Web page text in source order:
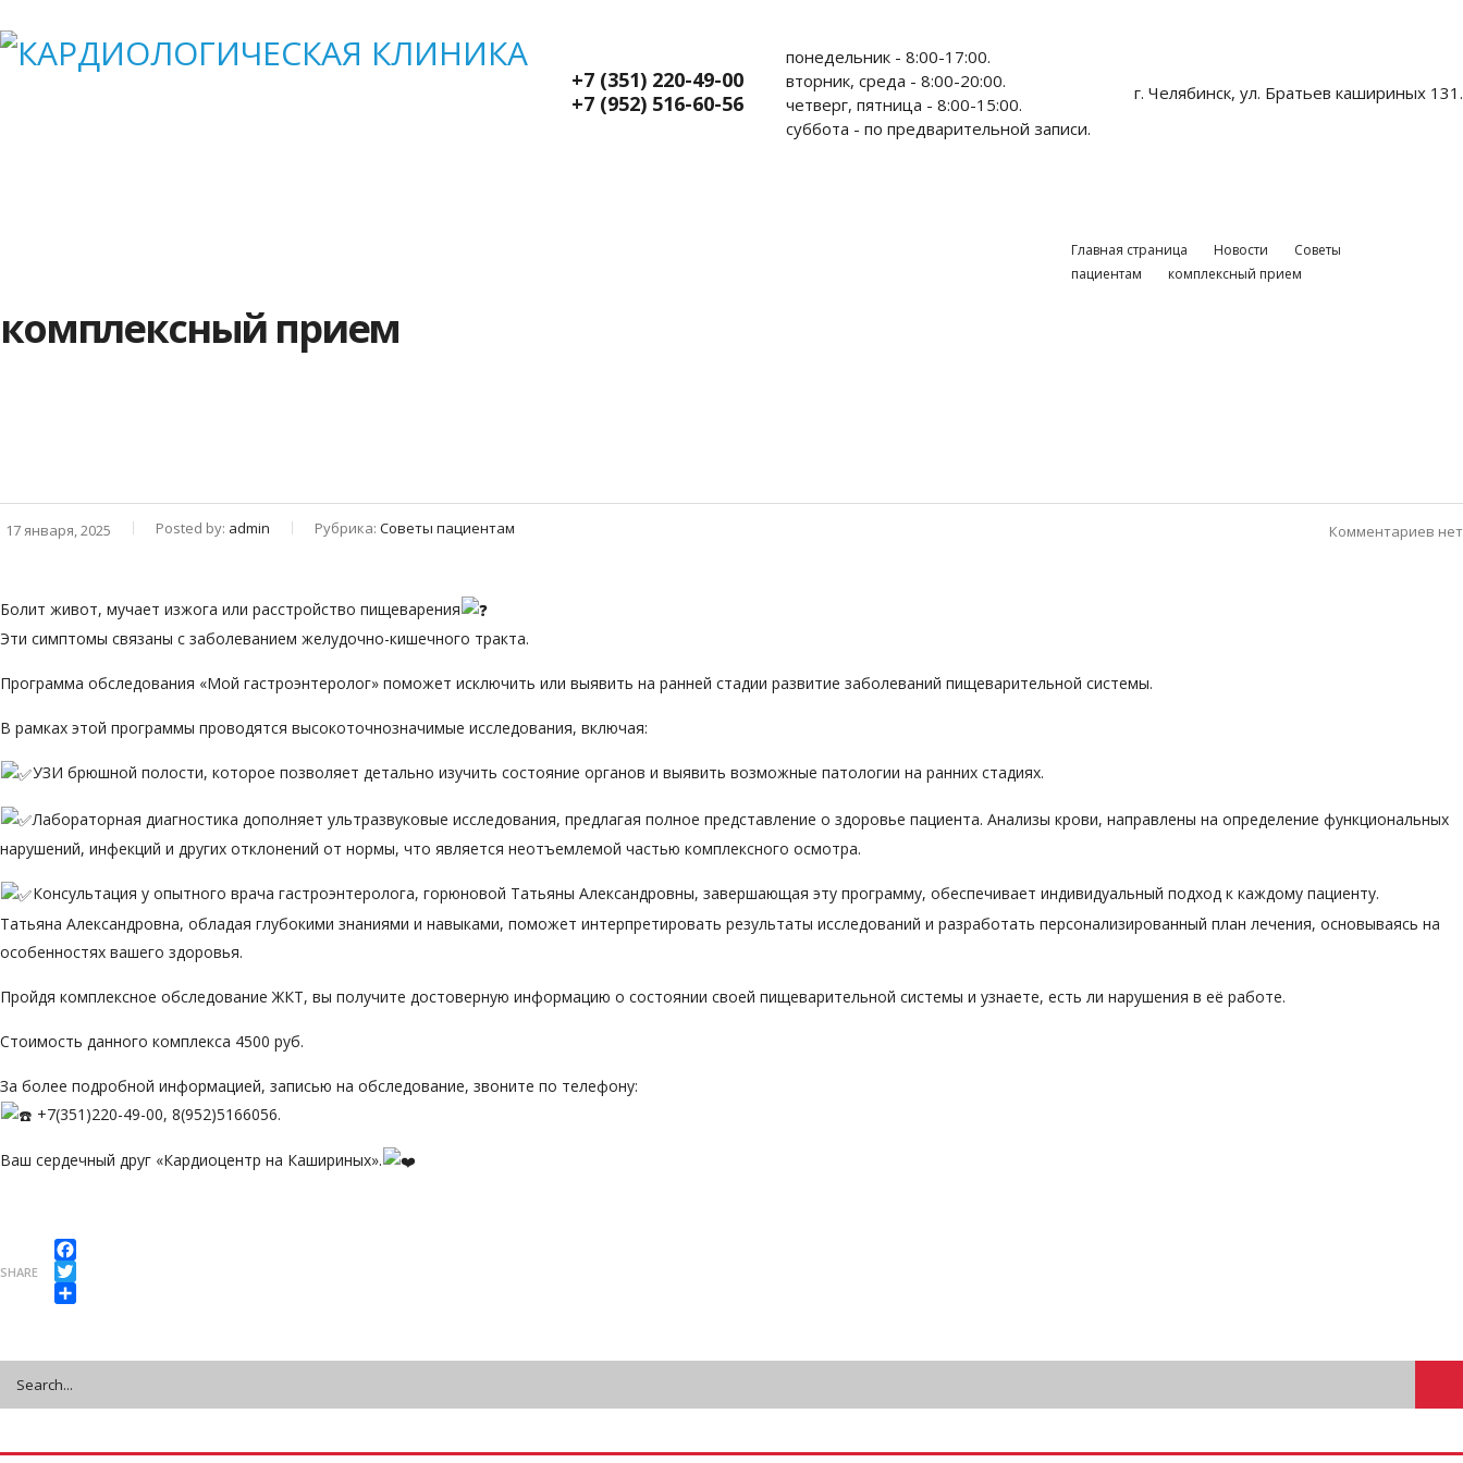
+7 (351) 220-49-00
+7 (952) 516-60-56
понедельник - 8:00-17:00.
вторник, среда - 8:00-20:00.
четверг, пятница - 8:00-15:00.
суббота - по предварительной записи.
г. Челябинск, ул. Братьев кашириных 131.
Главная страница Новости
Советы
пациентам
комплексный прием
комплексный прием
17 января, 2025 Posted by: admin Рубрика: Советы пациентам Комментариев нет
Болит живот, мучает изжога или расстройство пищеварения
Эти симптомы связаны с заболеванием желудочно-кишечного тракта.
Программа обследования «Мой гастроэнтеролог» поможет исключить или выявить на ранней стадии развитие заболеваний пищеварительной системы.
В рамках этой программы проводятся высокоточнозначимые исследования, включая:
УЗИ брюшной полости, которое позволяет детально изучить состояние органов и выявить возможные патологии на ранних стадиях.
Лабораторная диагностика дополняет ультразвуковые исследования, предлагая полное представление о здоровье пациента. Анализы крови, направлены на определение функциональных
нарушений, инфекций и других отклонений от нормы, что является неотъемлемой частью комплексного осмотра.
Консультация у опытного врача гастроэнтеролога, горюновой Татьяны Александровны, завершающая эту программу, обеспечивает индивидуальный подход к каждому пациенту.
Татьяна Александровна, обладая глубокими знаниями и навыками, поможет интерпретировать результаты исследований и разработать персонализированный план лечения, основываясь на
особенностях вашего здоровья.
Пройдя комплексное обследование ЖКТ, вы получите достоверную информацию о состоянии своей пищеварительной системы и узнаете, есть ли нарушения в её работе.
Стоимость данного комплекса 4500 руб.
За более подробной информацией, записью на обследование, звоните по телефону:
+7(351)220-49-00, 8(952)5166056.
Ваш сердечный друг «Кардиоцентр на Кашириных».
SHARE
Facebook
Twitter